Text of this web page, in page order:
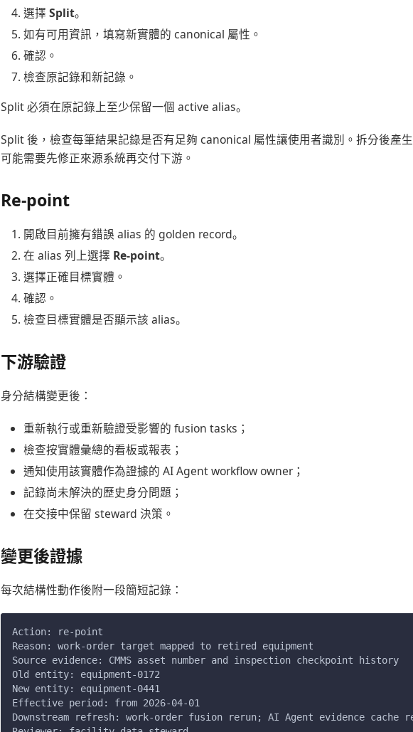
選擇 Split。
如有可用資訊，填寫新實體的 canonical 屬性。
確認。
檢查原記錄和新記錄。
Split 必須在原記錄上至少保留一個 active alias。
Split 後，檢查每筆結果記錄是否有足夠 canonical 屬性讓使用者識別。拆分後產
可能需要先修正來源系統再交付下游。
Re-point
開啟目前擁有錯誤 alias 的 golden record。
在 alias 列上選擇 Re-point。
選擇正確目標實體。
確認。
檢查目標實體是否顯示該 alias。
下游驗證
身分結構變更後：
重新執行或重新驗證受影響的 fusion tasks；
檢查按實體彙總的看板或報表；
通知使用該實體作為證據的 AI Agent workflow owner；
記錄尚未解決的歷史身分問題；
在交接中保留 steward 決策。
變更後證據
每次結構性動作後附一段簡短記錄：
Action: re-point
Reason: work-order target mapped to retired equipment
Source evidence: CMMS asset number and inspection checkpoint history
Old entity: equipment-0172
New entity: equipment-0441
Effective period: from 2026-04-01
Downstream refresh: work-order fusion rerun; AI Agent evidence cache